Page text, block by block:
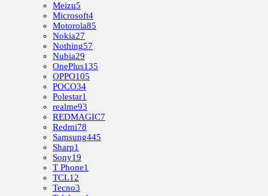
Meizu5
Microsoft4
Motorola85
Nokia27
Nothing57
Nubia29
OnePlus135
OPPO105
POCO34
Polestar1
realme93
REDMAGIC7
Redmi78
Samsung445
Sharp1
Sony19
T Phone1
TCL12
Tecno3